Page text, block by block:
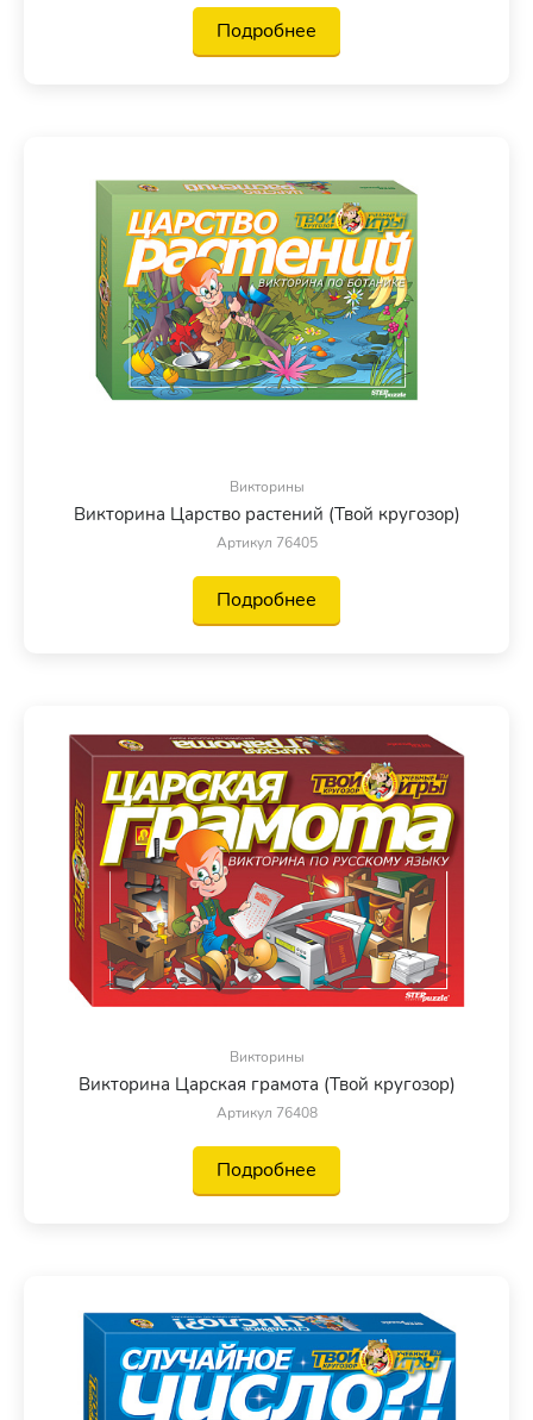
Подробнее
Викторины
Викторина Царство растений (Твой кругозор)
Артикул 76405
Подробнее
Викторины
Викторина Царская грамота (Твой кругозор)
Артикул 76408
Подробнее